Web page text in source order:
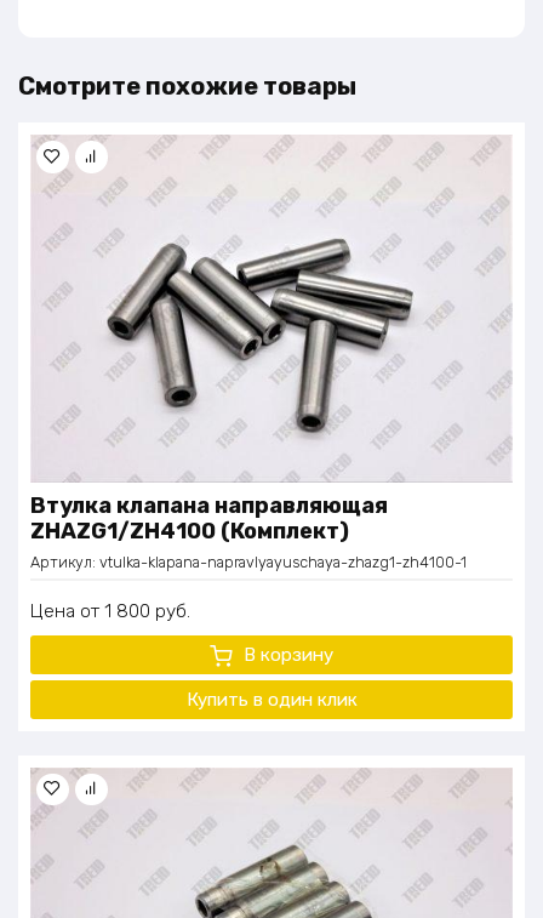
Смотрите похожие товары
Втулка клапана направляющая
ZHAZG1/ZH4100 (Комплект)
Артикул: vtulka-klapana-napravlyayuschaya-zhazg1-zh4100-1
Цена 1 800 руб.
В корзину
Купить в один клик